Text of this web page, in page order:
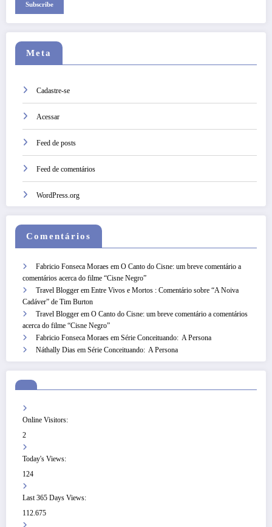
Subscribe
Meta
Cadastre-se
Acessar
Feed de posts
Feed de comentários
WordPress.org
Comentários
Fabricio Fonseca Moraes em O Canto do Cisne: um breve comentário a
comentários acerca do filme “Cisne Negro”
Travel Blogger em Entre Vivos e Mortos : Comentário sobre “A Noiva
Cadáver” de Tim Burton
Travel Blogger em O Canto do Cisne: um breve comentário a comentários
acerca do filme “Cisne Negro”
Fabricio Fonseca Moraes em Série Conceituando: A Persona
Náthally Dias em Série Conceituando: A Persona
Online Visitors:
2
Today's Views:
124
Last 365 Days Views:
112.675